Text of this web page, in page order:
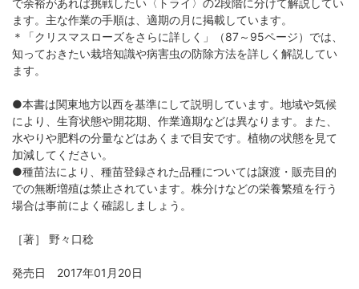
ます。主な作業の手順は、適期の月に掲載しています。
＊「クリスマスローズをさらに詳しく」（87～95ページ）では、
知っておきたい栽培知識や病害虫の防除方法を詳しく解説してい
ます。
●本書は関東地方以西を基準にして説明しています。地域や気候
により、生育状態や開花期、作業適期などは異なります。また、
水やりや肥料の分量などはあくまで目安です。植物の状態を見て
加減してください。
●種苗法により、種苗登録された品種については譲渡・販売目的
での無断増殖は禁止されています。株分けなどの栄養繁殖を行う
場合は事前によく確認しましょう。
［著］ 野々口稔
発売日 2017年01月20日